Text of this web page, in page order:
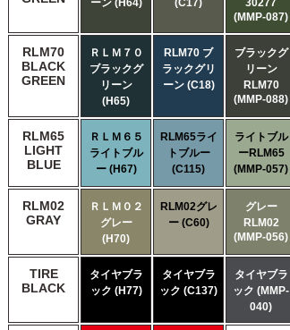
ーン (H64)
(C17)
30277
(MMP-087)
RLM70
BLACK
GREEN
ＲＬＭ７０
ブラックグ
リーン
(H65)
RLM70 ブ
ラックグリ
ーン (C18)
ブラックグ
リーン
RLM70
(MMP-088)
RLM65
LIGHT
BLUE
ＲＬＭ６５
ライトブル
ー (H67)
RLM65ライ
トブルー
(C115)
ライトブル
ーRLM65
(MMP-057)
RLM02
GRAY
ＲＬＭ０２
グレー
(H70)
RLM02グレ
ー (C60)
グレー
RLM02
(MMP-056)
TIRE
BLACK
タイヤブラ
ック (H77)
タイヤブラ
ック (C137)
タイヤブラ
ック (MMP-
040)